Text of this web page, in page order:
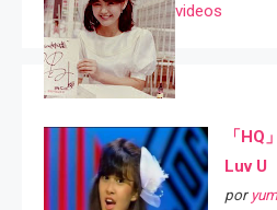
videos
「HQ
Luv
por